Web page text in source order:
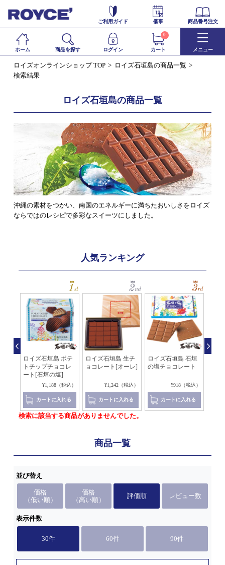
ご利用ガイド 催事 商品番号注文
ホーム 商品を探す ログイン カート
0
メニュー
ロイズオンラインショップ TOP
ロイズ石垣島の商品一覧
検索結果
ロイズ石垣島の商品一覧
沖縄の素材をつかい、南国のエネルギーに満ちたおいしさをロイズ
ならではのレシピで多彩なスイーツにしました。
人気ランキング
ロイズ石垣島 ポテ
トチップチョコレ
ート[石垣の塩]
¥1,188（税込）
カートに入れる
ロイズ石垣島 生チ
ョコレート[オーレ]
¥1,242（税込）
カートに入れる
ロイズ石垣島 石垣
の塩チョコレート
¥918（税込）
カートに入れる
検索に該当する商品がありませんでした。
商品一覧
並び替え
価格
（低い順）
価格
（高い順）
評価順 レビュー数
表示件数
30件 60件 90件